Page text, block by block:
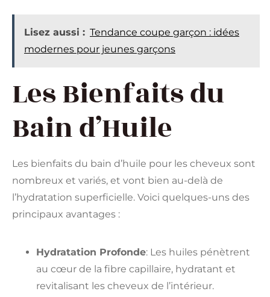
Lisez aussi : Tendance coupe garçon : idées
modernes pour jeunes garçons
Les Bienfaits du
Bain d’Huile
Les bienfaits du bain d’huile pour les cheveux sont
nombreux et variés, et vont bien au-delà de
l’hydratation superficielle. Voici quelques-uns des
principaux avantages :
Hydratation Profonde: Les huiles pénètrent
au cœur de la fibre capillaire, hydratant et
revitalisant les cheveux de l’intérieur.